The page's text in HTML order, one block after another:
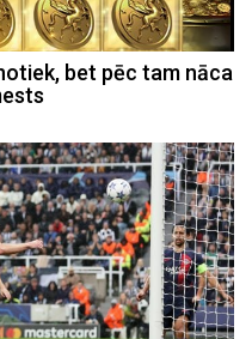
bet pēc tam nāca